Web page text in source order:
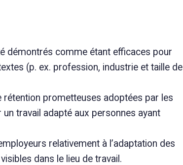
démontrés comme étant efficaces pour
(p. ex. profession, industrie et taille de
rétention prometteuses adoptées par les
travail adapté aux personnes ayant
relativement à l’adaptation des
dans le lieu de travail.